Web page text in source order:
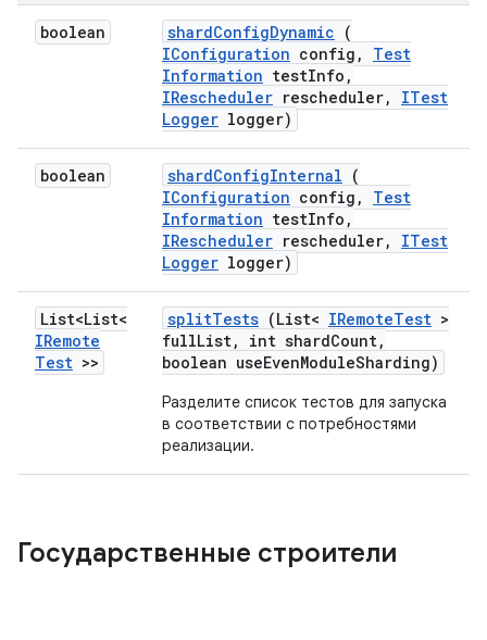
boolean shardConfigDynamic (
IConfiguration config ,
Test
Information testInfo ,
IRescheduler rescheduler,
ITest
Logger logger)
boolean shardConfigInternal (
IConfiguration config ,
Test
Information testInfo ,
IRescheduler rescheduler,
ITest
Logger logger)
List<List<
IRemote
Test >>
splitTests (List< IRemoteTest >
fullList, int shardCount,
boolean useEvenModuleSharding)
Разделите список тестов для запуска
в соответствии с потребностями
реализации.
Государственные строители